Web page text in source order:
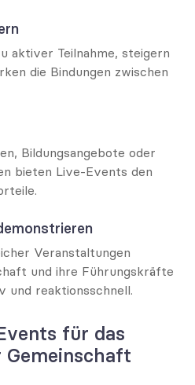
aktiver Teilnahme, steigern
die Bindungen zwischen
Bildungsangebote oder
bieten Live-Events den
Veranstaltungen
und ihre Führungskräfte
und reaktionsschnell.
für das
Gemeinschaft